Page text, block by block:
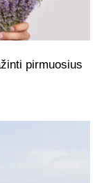
pirmuosius